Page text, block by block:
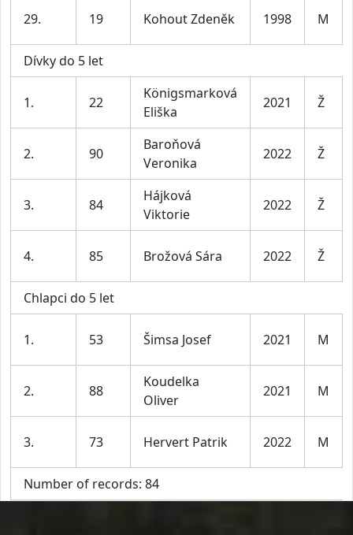
29. 19 Kohout Zdeněk 1998 M
Dívky do 5 let
1. 22
Königsmarková
Eliška
2021 Ž
2. 90
Baroňová
Veronika
2022 Ž
3. 84
Hájková
Viktorie
2022 Ž
4. 85 Brožová Sára 2022 Ž
Chlapci do 5 let
1. 53 Šimsa Josef 2021 M
2. 88
Koudelka
Oliver
2021 M
3. 73 Hervert Patrik 2022 M
Number of records: 84